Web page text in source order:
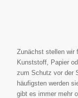
Zunächst stellen wir
Kunststoff, Papier
zum Schutz vor der
häufigsten werden
gibt es immer mehr